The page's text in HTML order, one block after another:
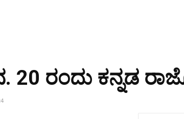
20 ರಂದು ಕನ್ನಡ